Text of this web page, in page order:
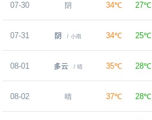
07-30 阴 34℃ 27℃
07-31 阴 / 小雨 34℃ 25℃
08-01 多云 / 晴 35℃ 28℃
08-02 晴 37℃ 28℃